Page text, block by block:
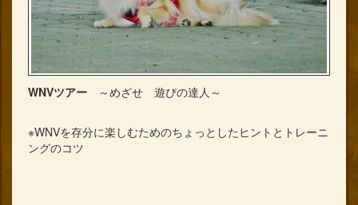
WNVツアー ～めざせ 遊びの達人～
※WNVを存分に楽しむためのちょっとしたヒントとトレーニ
ングのコツ